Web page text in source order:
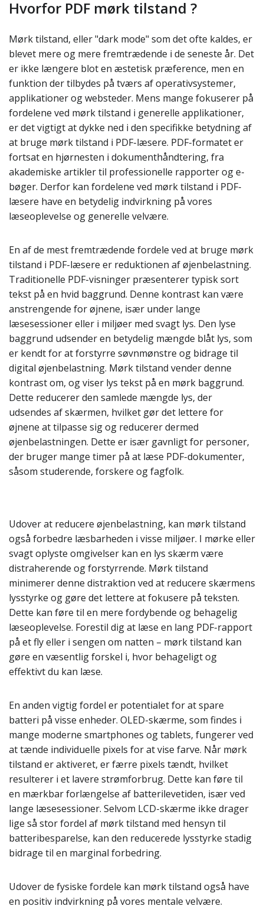
Hvorfor PDF mørk tilstand ?
Mørk tilstand, eller "dark mode" som det ofte kaldes, er
blevet mere og mere fremtrædende i de seneste år. Det
er ikke længere blot en æstetisk præference, men en
funktion der tilbydes på tværs af operativsystemer,
applikationer og websteder. Mens mange fokuserer på
fordelene ved mørk tilstand i generelle applikationer,
er det vigtigt at dykke ned i den specifikke betydning af
at bruge mørk tilstand i PDF-læsere. PDF-formatet er
fortsat en hjørnesten i dokumenthåndtering, fra
akademiske artikler til professionelle rapporter og e-
bøger. Derfor kan fordelene ved mørk tilstand i PDF-
læsere have en betydelig indvirkning på vores
læseoplevelse og generelle velvære.
En af de mest fremtrædende fordele ved at bruge mørk
tilstand i PDF-læsere er reduktionen af øjenbelastning.
Traditionelle PDF-visninger præsenterer typisk sort
tekst på en hvid baggrund. Denne kontrast kan være
anstrengende for øjnene, især under lange
læsesessioner eller i miljøer med svagt lys. Den lyse
baggrund udsender en betydelig mængde blåt lys, som
er kendt for at forstyrre søvnmønstre og bidrage til
digital øjenbelastning. Mørk tilstand vender denne
kontrast om, og viser lys tekst på en mørk baggrund.
Dette reducerer den samlede mængde lys, der
udsendes af skærmen, hvilket gør det lettere for
øjnene at tilpasse sig og reducerer dermed
øjenbelastningen. Dette er især gavnligt for personer,
der bruger mange timer på at læse PDF-dokumenter,
såsom studerende, forskere og fagfolk.
Udover at reducere øjenbelastning, kan mørk tilstand
også forbedre læsbarheden i visse miljøer. I mørke eller
svagt oplyste omgivelser kan en lys skærm være
distraherende og forstyrrende. Mørk tilstand
minimerer denne distraktion ved at reducere skærmens
lysstyrke og gøre det lettere at fokusere på teksten.
Dette kan føre til en mere fordybende og behagelig
læseoplevelse. Forestil dig at læse en lang PDF-rapport
på et fly eller i sengen om natten – mørk tilstand kan
gøre en væsentlig forskel i, hvor behageligt og
effektivt du kan læse.
En anden vigtig fordel er potentialet for at spare
batteri på visse enheder. OLED-skærme, som findes i
mange moderne smartphones og tablets, fungerer ved
at tænde individuelle pixels for at vise farve. Når mørk
tilstand er aktiveret, er færre pixels tændt, hvilket
resulterer i et lavere strømforbrug. Dette kan føre til
en mærkbar forlængelse af batterilevetiden, især ved
lange læsesessioner. Selvom LCD-skærme ikke drager
lige så stor fordel af mørk tilstand med hensyn til
batteribesparelse, kan den reducerede lysstyrke stadig
bidrage til en marginal forbedring.
Udover de fysiske fordele kan mørk tilstand også have
en positiv indvirkning på vores mentale velvære.